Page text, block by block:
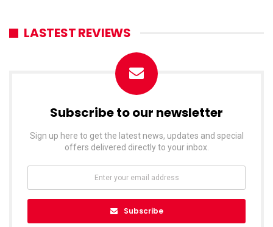
LASTEST REVIEWS
Subscribe to our newsletter
Sign up here to get the latest news, updates and special
offers delivered directly to your inbox.
Subscribe